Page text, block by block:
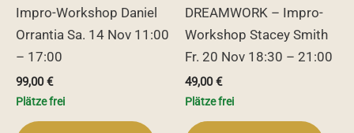
Impro-Workshop Daniel
Orrantia Sa. 14 Nov 11:00
– 17:00
99,00€
Plätze frei
DREAMWORK – Impro-
Workshop Stacey Smith
Fr. 20 Nov 18:30 – 21:00
49,00€
Plätze frei